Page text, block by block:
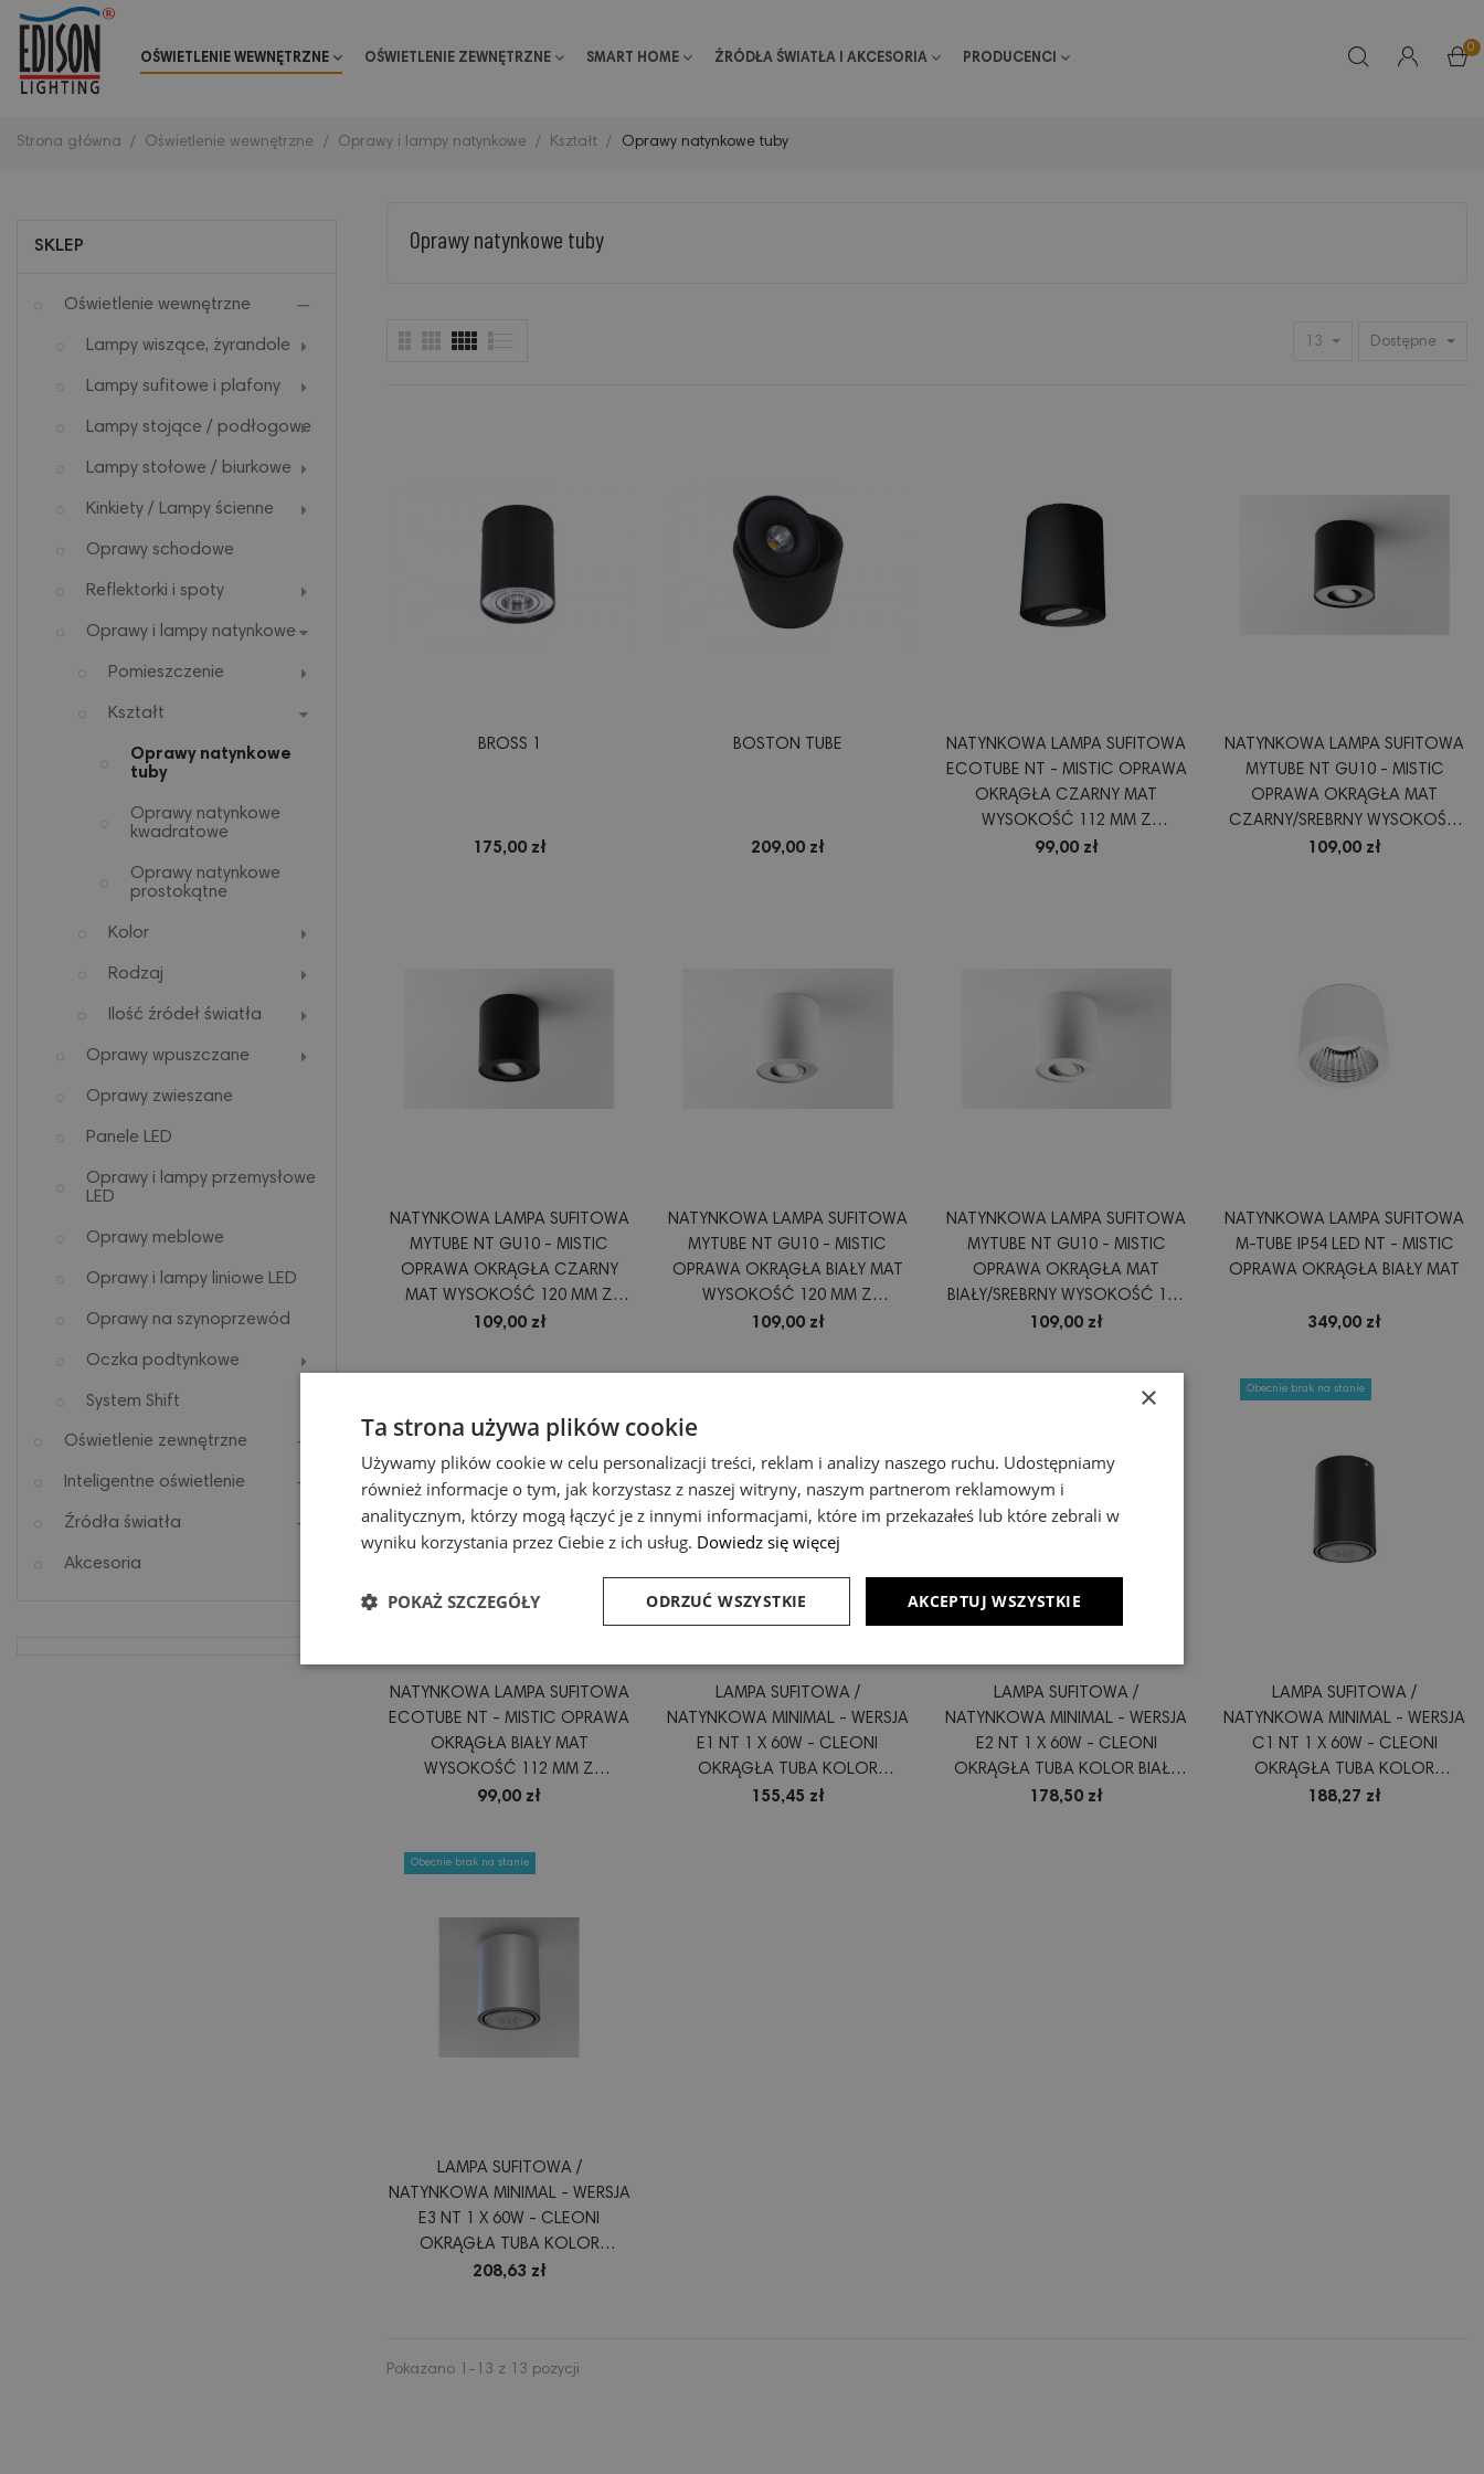
OŚWIETLENIE WEWNĘTRZNE OŚWIETLENIE ZEWNĘTRZNE SMART HOME ŹRÓDŁA ŚWIATŁA I AKCESORIA PRODUCENCI
0
Strona główna Oświetlenie wewnętrzne Oprawy i lampy natynkowe Kształt Oprawy natynkowe tuby
SKLEP
Oświetlenie wewnętrzne
Lampy wiszące, żyrandole
Lampy sufitowe i plafony
Lampy stojące / podłogowe
Lampy stołowe / biurkowe
Kinkiety / Lampy ścienne
Oprawy schodowe
Reflektorki i spoty
Oprawy i lampy natynkowe
Pomieszczenie
Kształt
Oprawy natynkowe
tuby
Oprawy natynkowe
kwadratowe
Oprawy natynkowe
prostokątne
Kolor
Rodzaj
Ilość źródeł światła
Oprawy wpuszczane
Oprawy zwieszane
Panele LED
Oprawy i lampy przemysłowe
LED
Oprawy meblowe
Oprawy i lampy liniowe LED
Oprawy na szynoprzewód
Oczka podtynkowe
System Shift
Oświetlenie zewnętrzne
Inteligentne oświetlenie
Źródła światła
Akcesoria
Oprawy natynkowe tuby
13 Dostępne
BROSS 1
175,00 zł
BOSTON TUBE
209,00 zł
NATYNKOWA LAMPA SUFITOWA
ECOTUBE NT - MISTIC OPRAWA
OKRĄGŁA CZARNY MAT
WYSOKOŚĆ 112 MM Z
REGULACJĄ ŹRÓDŁA ŚWIATŁA
99,00 zł
NATYNKOWA LAMPA SUFITOWA
MYTUBE NT GU10 - MISTIC
OPRAWA OKRĄGŁA MAT
CZARNY/SREBRNY WYSOKOŚĆ
120 MM Z REGULACJĄ ŹRÓDŁA
109,00 zł
NATYNKOWA LAMPA SUFITOWA
MYTUBE NT GU10 - MISTIC
OPRAWA OKRĄGŁA CZARNY
MAT WYSOKOŚĆ 120 MM Z
REGULACJĄ ŹRÓDŁA ŚWIATŁA
109,00 zł
NATYNKOWA LAMPA SUFITOWA
MYTUBE NT GU10 - MISTIC
OPRAWA OKRĄGŁA BIAŁY MAT
WYSOKOŚĆ 120 MM Z
REGULACJĄ ŹRÓDŁA ŚWIATŁA
109,00 zł
NATYNKOWA LAMPA SUFITOWA
MYTUBE NT GU10 - MISTIC
OPRAWA OKRĄGŁA MAT
BIAŁY/SREBRNY WYSOKOŚĆ 120
MM Z REGULACJĄ ŹRÓDŁA
109,00 zł
NATYNKOWA LAMPA SUFITOWA
M-TUBE IP54 LED NT - MISTIC
OPRAWA OKRĄGŁA BIAŁY MAT
349,00 zł
NATYNKOWA LAMPA SUFITOWA
ECOTUBE NT - MISTIC OPRAWA
OKRĄGŁA BIAŁY MAT
WYSOKOŚĆ 112 MM Z
REGULACJĄ ŹRÓDŁA ŚWIATŁA
99,00 zł
LAMPA SUFITOWA /
NATYNKOWA MINIMAL - WERSJA
E1 NT 1 X 60W - CLEONI
OKRĄGŁA TUBA KOLOR
ALUMINIUM BIAŁY LUB CZARNY
155,45 zł
LAMPA SUFITOWA /
NATYNKOWA MINIMAL - WERSJA
E2 NT 1 X 60W - CLEONI
OKRĄGŁA TUBA KOLOR BIAŁY
ALUMINIUM LUB CZARNY
178,50 zł
Obecnie brak na stanie
LAMPA SUFITOWA /
NATYNKOWA MINIMAL - WERSJA
C1 NT 1 X 60W - CLEONI
OKRĄGŁA TUBA KOLOR
CZARNY ALUMINIUM CZARNY
188,27 zł
Obecnie brak na stanie
LAMPA SUFITOWA /
NATYNKOWA MINIMAL - WERSJA
E3 NT 1 X 60W - CLEONI
OKRĄGŁA TUBA KOLOR
ALUMINIUM CZARNY LUB BIAŁY
208,63 zł
Pokazano 1-13 z 13 pozycji
×
Ta strona używa plików cookie
Używamy plików cookie w celu personalizacji treści, reklam i analizy naszego ruchu. Udostępniamy
również informacje o tym, jak korzystasz z naszej witryny, naszym partnerom reklamowym i
analitycznym, którzy mogą łączyć je z innymi informacjami, które im przekazałeś lub które zebrali w
wyniku korzystania przez Ciebie z ich usług. Dowiedz się więcej
AKCEPTUJ WSZYSTKIE
ODRZUĆ WSZYSTKIE
POKAŻ SZCZEGÓŁY